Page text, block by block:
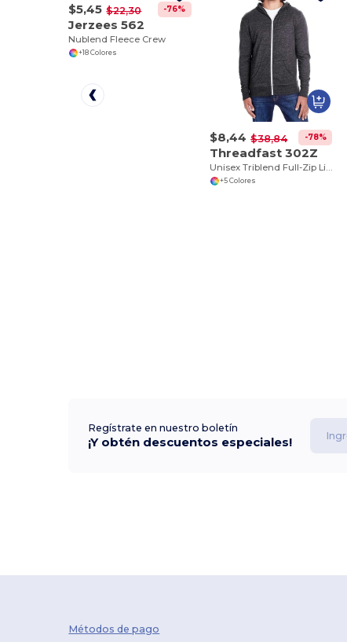
$5,45 $22,30 -76%
Jerzees 562
Nublend Fleece Crew
+18 Colores
$8,44 $38,84 -78%
Threadfast 302Z
+5 Colores
Regístrate en nuestro boletín
¡Y obtén descuentos especiales!
Métodos de pago